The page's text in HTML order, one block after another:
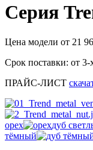
Серия
Цена модели от 21
Срок поставки: от 3-
ПРАЙС-ЛИСТ
орех дуб
тёмный